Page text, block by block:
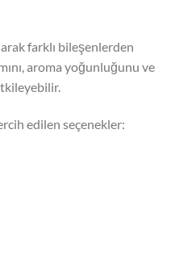
farklı bileşenlerden
aroma yoğunluğunu ve
edilen seçenekler: